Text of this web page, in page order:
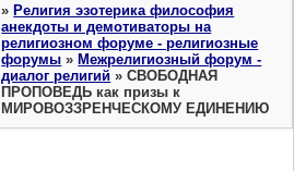
»Религия эзотерика философия
анекдоты и демотиваторы на
религиозном форуме - религиозные
форумы »Межрелигиозный форум -
диалог религий »СВОБОДНАЯ
ПРОПОВЕДЬ как призы к
МИРОВОЗЗРЕНЧЕСКОМУ ЕДИНЕНИЮ